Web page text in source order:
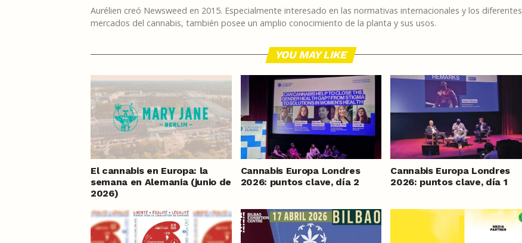
Aurélien creó Newsweed en 2015. Especialmente interesado en las normativas internacionales y los diferentes
mercados del cannabis, también posee un amplio conocimiento de la planta y sus usos.
YOU MAY LIKE
El cannabis en Europa: la
semana en Alemania (junio de
2026)
Cannabis Europa Londres
2026: puntos clave, día 2
Cannabis Europa Londres
2026: puntos clave, día 1